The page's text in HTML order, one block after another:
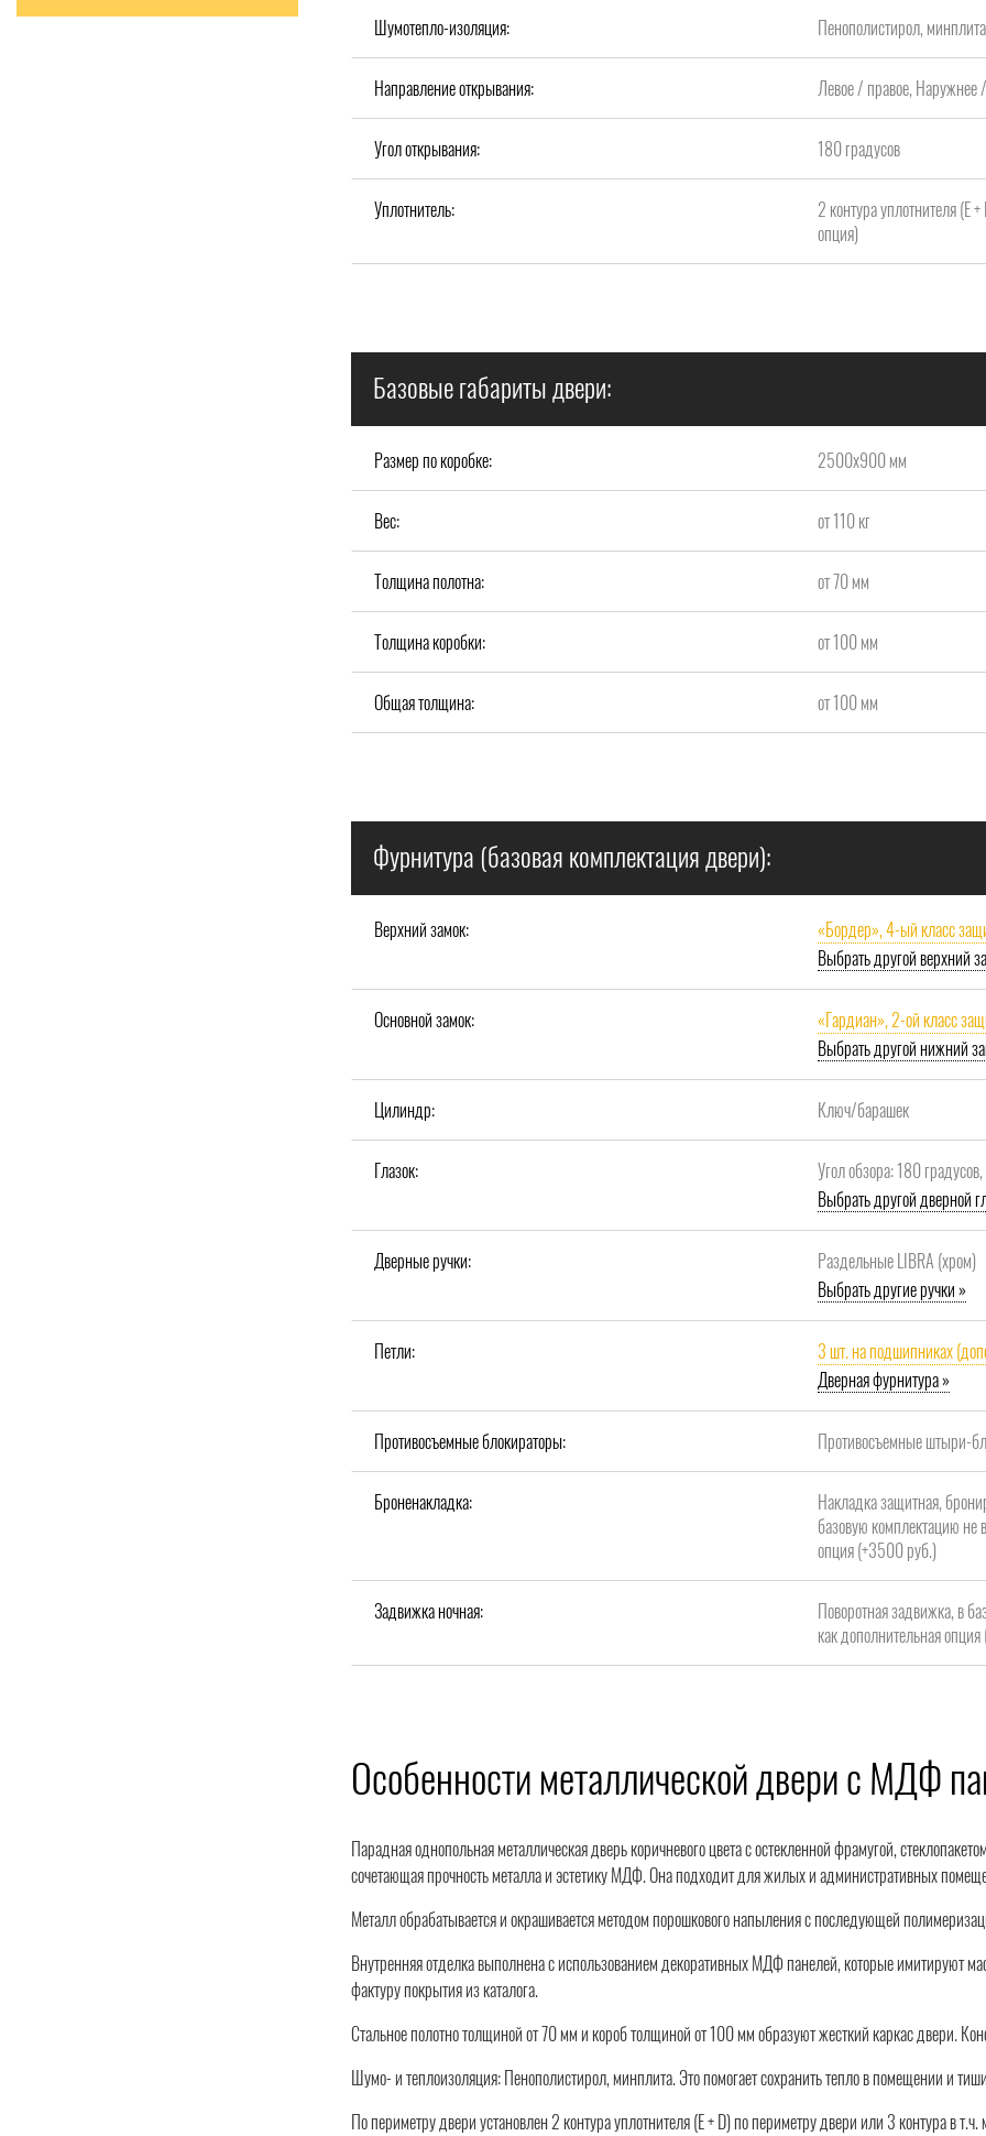
Шумотепло-изоляция: Пенополистирол, минплита
Направление открывания: Левое / правое, Наружнее
Угол открывания: 180 градусов
Уплотнитель:
2 контура уплотнителя (Е
опция)
Базовые габариты двери:
Размер по коробке: 2500x900 мм
Вес: от 110 кг
Толщина полотна: от 70 мм
Толщина коробки: от 100 мм
Общая толщина: от 100 мм
Фурнитура (базовая комплектация двери):
Верхний замок:
«Бордер», 4-ый класс
Выбрать другой верхний
Основной замок:
«Гардиан», 2-ой класс
Выбрать другой нижний
Цилиндр: Ключ/барашек
Глазок:
Угол обзора: 180
Выбрать другой дверной
Дверные ручки:
Раздельные LIBRA (хром)
Выбрать другие ручки »
Петли:
3 шт. на подшипниках
Дверная фурнитура »
Противосъемные блокираторы: Противосъемные штыри-
Броненакладка:
Накладка защитная,
базовую комплектацию не
опция (+3500 руб.)
Задвижка ночная:
Поворотная задвижка, в
как дополнительная
Особенности металлической двери с МДФ
Парадная однопольная металлическая дверь коричневого цвета с остекленной фрамугой,
сочетающая прочность металла и эстетику МДФ. Она подходит для жилых и административных
Металл обрабатывается и окрашивается методом порошкового напыления с последующей
Внутренняя отделка выполнена с использованием декоративных МДФ панелей, которые имитируют
фактуру покрытия из каталога.
Стальное полотно толщиной от 70 мм и короб толщиной от 100 мм образуют жесткий каркас двери.
Шумо- и теплоизоляция: Пенополистирол, минплита. Это помогает сохранить тепло в помещении и
По периметру двери установлен 2 контура уплотнителя (Е + D) по периметру двери или 3 контура в